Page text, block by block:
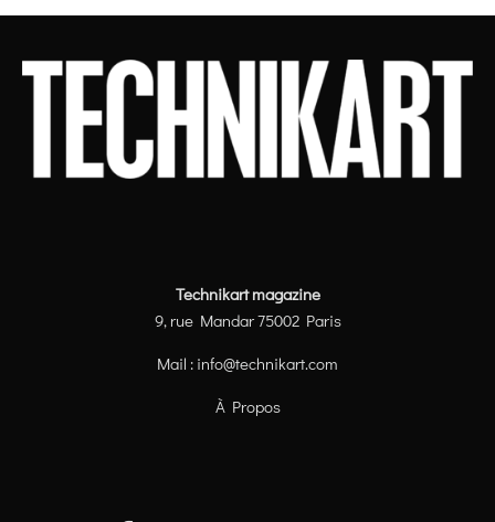
Technikart magazine
9, rue Mandar 75002 Paris
Mail : info@technikart.com
À Propos